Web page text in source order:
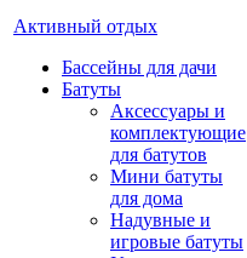
Активный отдых
Бассейны для дачи
Батуты
Аксессуары и
комплектующие
для батутов
Мини батуты
для дома
Надувные и
игровые батуты